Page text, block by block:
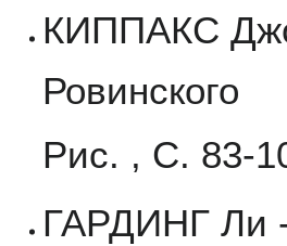
КИППАКС
Ровинского
Рис. , С. 83-
ГАРДИНГ Ли